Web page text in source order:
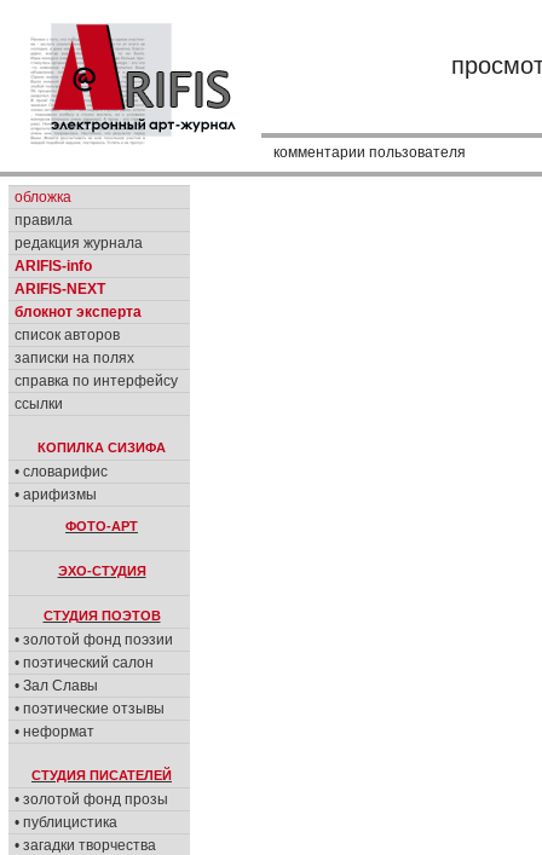
комментарии пользователя
обложка
правила
редакция журнала
ARIFIS-info
ARIFIS-NEXT
блокнот эксперта
список авторов
записки на полях
справка по интерфейсу
ссылки
КОПИЛКА СИЗИФА
• словарифис
• арифизмы
ФОТО-АРТ
ЭХО-СТУДИЯ
СТУДИЯ ПОЭТОВ
• золотой фонд поэзии
• поэтический салон
• Зал Славы
• поэтические отзывы
• неформат
СТУДИЯ ПИСАТЕЛЕЙ
• золотой фонд прозы
• публицистика
• загадки творчества